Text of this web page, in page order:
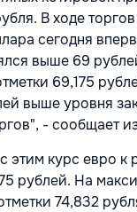
В ходе
сегодня
выше 69
69,175
выше уровня
- сообщает
этим курс евро к
рублей. На
74,832